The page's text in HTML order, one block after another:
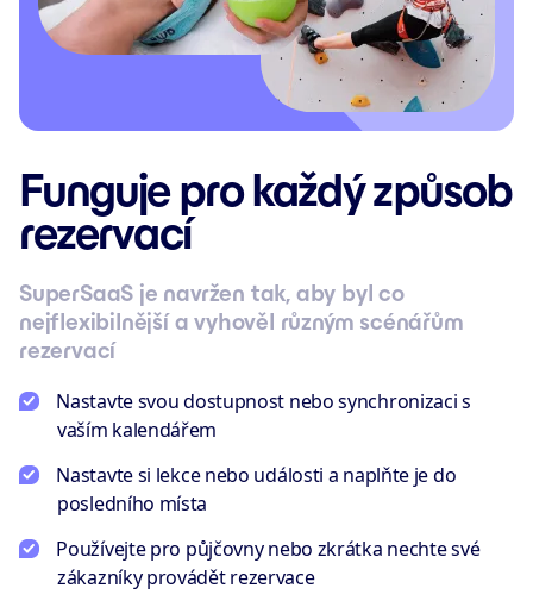
Funguje pro každý způsob
rezervací
SuperSaaS je navržen tak, aby byl co
nejflexibilnější a vyhověl různým scénářům
rezervací
Nastavte svou dostupnost nebo synchronizaci s
vaším kalendářem
Nastavte si lekce nebo události a naplňte je do
posledního místa
Používejte pro půjčovny nebo zkrátka nechte své
zákazníky provádět rezervace